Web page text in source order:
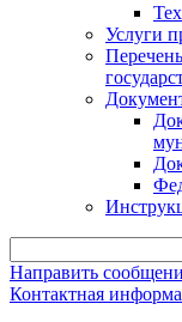
Услуги
Направить
Контактная